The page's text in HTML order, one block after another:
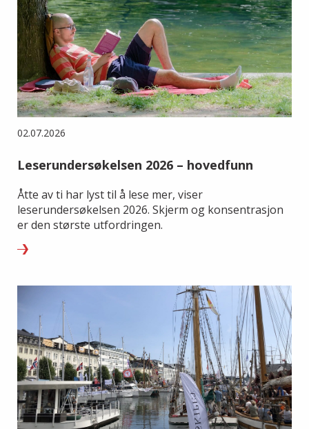
02.07.2026
Leserundersøkelsen 2026 – hovedfunn
Åtte av ti har lyst til å lese mer, viser
leserundersøkelsen 2026. Skjerm og konsentrasjon
er den største utfordringen.